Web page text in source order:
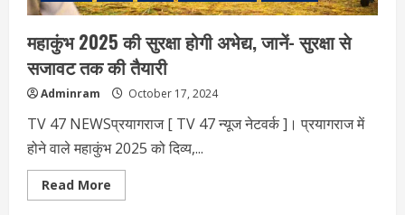
महाकुंभ 2025 की सुरक्षा होगी अभेद्य, जानें- सुरक्षा से
सजावट तक की तैयारी
Adminram October 17, 2024
TV 47 NEWSप्रयागराज [ TV 47 न्‍यूज नेटवर्क ]। प्रयागराज में
होने वाले महाकुंभ 2025 को दिव्य,...
Read More
more